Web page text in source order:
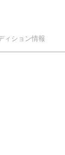
ィション情報